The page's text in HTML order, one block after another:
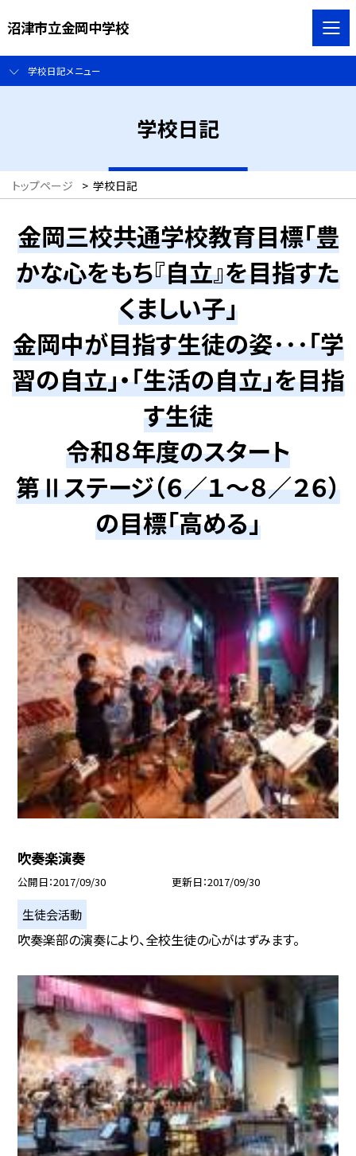
沼津市立金岡中学校
学校日記メニュー
学校日記
トップページ > 学校日記
金岡三校共通学校教育目標「豊
かな心をもち『自立』を目指すた
くましい子」
金岡中が目指す生徒の姿･･･「学
習の自立」・「生活の自立」を目指
す生徒
令和８年度のスタート
第Ⅱステージ（６／１～８／２６）
の目標「高める」
吹奏楽演奏
公開日 2017/09/30 更新日 2017/09/30
生徒会活動
吹奏楽部の演奏により、全校生徒の心がはずみます。